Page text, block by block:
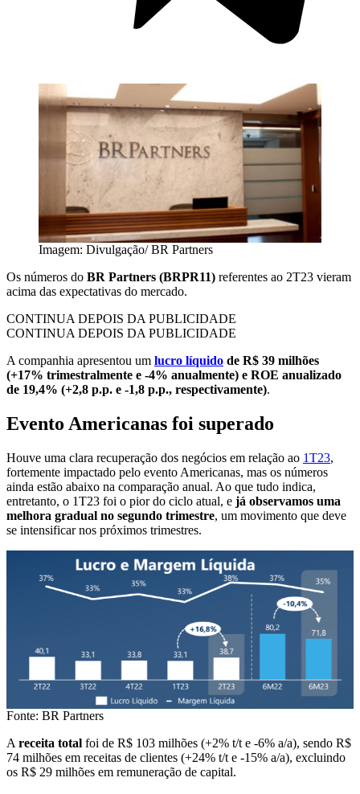
Imagem: Divulgação/ BR Partners
Os números do BR Partners (BRPR11) referentes ao 2T23 vieram
acima das expectativas do mercado.
CONTINUA DEPOIS DA PUBLICIDADE
CONTINUA DEPOIS DA PUBLICIDADE
A companhia apresentou um lucro líquido de R$ 39 milhões
(+17% trimestralmente e -4% anualmente) e ROE anualizado
de 19,4% (+2,8 p.p. e -1,8 p.p., respectivamente).
Evento Americanas foi superado
Houve uma clara recuperação dos negócios em relação ao 1T23,
fortemente impactado pelo evento Americanas, mas os números
ainda estão abaixo na comparação anual. Ao que tudo indica,
entretanto, o 1T23 foi o pior do ciclo atual, e já observamos uma
melhora gradual no segundo trimestre, um movimento que deve
se intensificar nos próximos trimestres.
Fonte: BR Partners
A receita total foi de R$ 103 milhões (+2% t/t e -6% a/a), sendo R$
74 milhões em receitas de clientes (+24% t/t e -15% a/a), excluindo
os R$ 29 milhões em remuneração de capital.